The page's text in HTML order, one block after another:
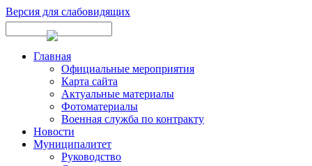
Версия для слабовидящих
Главная
Официальные мероприятия
Карта сайта
Актуальные материалы
Фотоматериалы
Военная служба по контракту
Новости
Муниципалитет
Руководство